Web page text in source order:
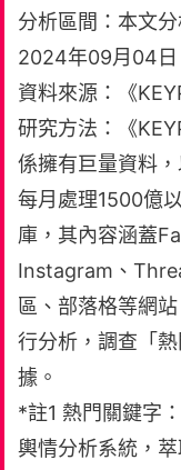
分析區間：本文
2024年09月04日
資料來源：《
研究方法：《
係擁有巨量資料
每月處理1500億
庫，其內容涵蓋
Instagram、
區、部落格等網
行分析，調查「
據。
*註1 熱門關鍵字
輿情分析系統，